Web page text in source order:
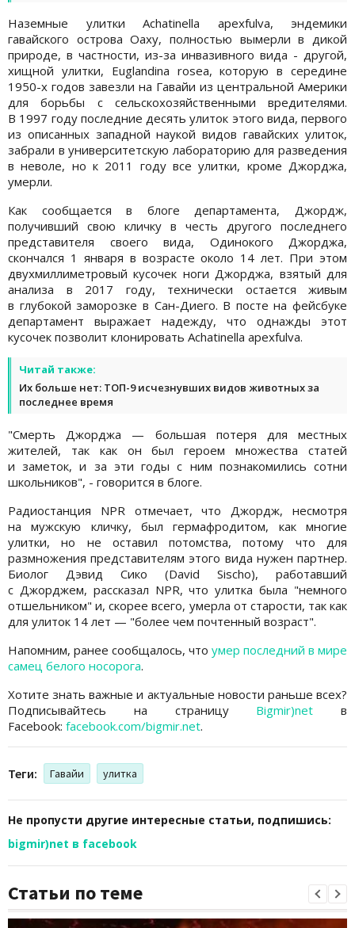
Наземные улитки Achatinella apexfulva, эндемики
гавайского острова Оаху, полностью вымерли в дикой
природе, в частности, из-за инвазивного вида - другой,
хищной улитки, Euglandina rosea, которую в середине
1950-х годов завезли на Гавайи из центральной Америки
для борьбы с сельскохозяйственными вредителями.
В 1997 году последние десять улиток этого вида, первого
из описанных западной наукой видов гавайских улиток,
забрали в университетскую лабораторию для разведения
в неволе, но к 2011 году все улитки, кроме Джорджа,
умерли.
Как сообщается в блоге департамента, Джордж,
получивший свою кличку в честь другого последнего
представителя своего вида, Одинокого Джорджа,
скончался 1 января в возрасте около 14 лет. При этом
двухмиллиметровый кусочек ноги Джорджа, взятый для
анализа в 2017 году, технически остается живым
в глубокой заморозке в Сан-Диего. В посте на фейсбуке
департамент выражает надежду, что однажды этот
кусочек позволит клонировать Achatinella apexfulva.
Читай также:
Их больше нет: ТОП-9 исчезнувших видов животных за
последнее время
"Смерть Джорджа — большая потеря для местных
жителей, так как он был героем множества статей
и заметок, и за эти годы с ним познакомились сотни
школьников", - говорится в блоге.
Радиостанция NPR отмечает, что Джордж, несмотря
на мужскую кличку, был гермафродитом, как многие
улитки, но не оставил потомства, потому что для
размножения представителям этого вида нужен партнер.
Биолог Дэвид Сико (David Sischo), работавший
с Джорджем, рассказал NPR, что улитка была "немного
отшельником" и, скорее всего, умерла от старости, так как
для улиток 14 лет — "более чем почтенный возраст".
Напомним, ранее сообщалось, что умер последний в мире
самец белого носорога.
Хотите знать важные и актуальные новости раньше всех?
Подписывайтесь на страницу Bigmir)net в
Facebook: facebook.com/bigmir.net.
Теги: Гавайи улитка
Не пропусти другие интересные статьи, подпишись:
bigmir)net в facebook
Статьи по теме